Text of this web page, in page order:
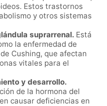
Estos trastornos
y otros sistemas
suprarrenal. Está
la enfermedad de
Cushing, que afectan
vitales para el
y desarrollo.
de la hormona del
causar deficiencias en